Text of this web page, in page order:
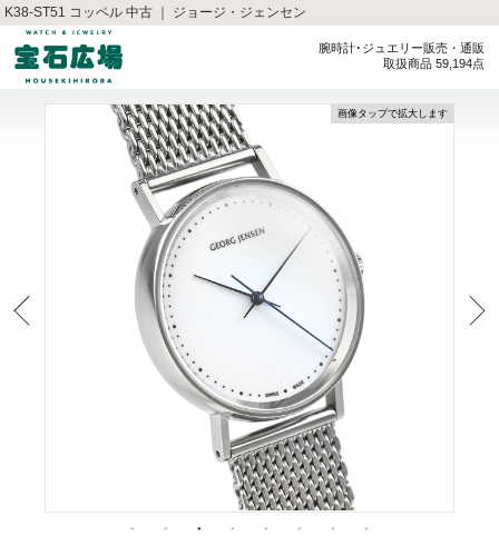
K38-ST51 コッペル 中古 ｜ ジョージ・ジェンセン
腕時計･ジュエリー販売・通販
取扱商品 59,194点
画像タップで拡大します